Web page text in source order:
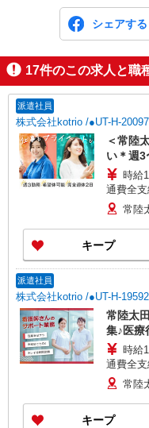
シェアする
17件のこの求人と職
派遣社員
株式会社kotrio /●UT-H-
＜常陸
い＊週
時給
通費全
常陸
キープ
派遣社員
株式会社kotrio /●UT-H-
常陸太
集♪医療
時給
通費全
常陸
キープ